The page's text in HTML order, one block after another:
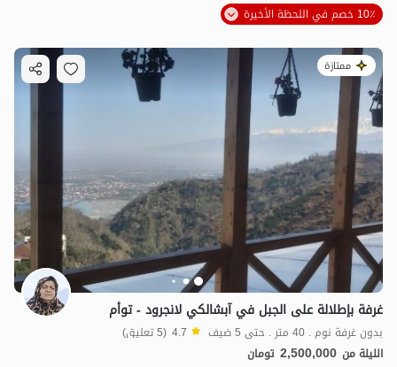
مليون ت 4.7
10٪ خصم في اللحظة الأخيرة
ممتازة
غرفة بإطلالة على الجبل في آبشالكي لانجرود - توأم
بدون غرفة نوم . 40 متر . حتى 5 ضيف 4.7 (5 تعليق)
الليلة من 2,500,000 تومان